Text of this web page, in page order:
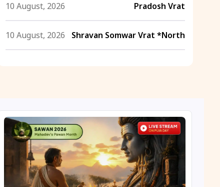
10 August, 2026 Pradosh Vrat
10 August, 2026 Shravan Somwar Vrat *North
11 August, 2026 Sawan Shivaratri
12 August, 2026 Aadi Amavasai
12 August, 2026 Anvadhan